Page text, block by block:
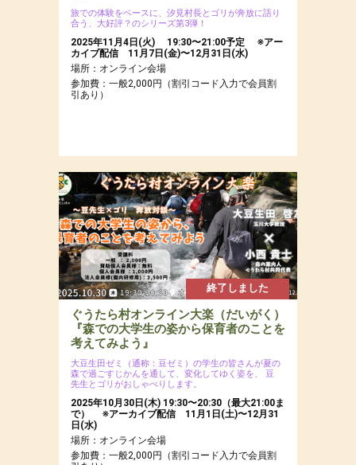
旅での体験をベースに、汐見村長とゴリが奔放に語り
合う、大好評？のシリーズ第3弾！
2025年11月4日(火) 19:30〜21:00予定 ※アー
カイブ配信 11月7日(金)〜12月31日(水)
場所：オンライン会場
参加費：一般2,000円（割引コード入力で会員割
引あり）
終了しました
ぐうたら村オンライン大楽（だいがく）
『森での大学生の姿から保育者のことを
考えてみよう』
大豆生田ゼミ（通称：豆ゼミ）の学生の皆さんが夏の
森で過ごすじかんを通して、変化してゆく姿を、
豆
先生とゴリがおしゃべりします。
2025年10月30日(木) 19:30〜20:30（最大21:00ま
で） ※アーカイブ配信 11月1日(土)〜12月31
日(水)
場所：オンライン会場
参加費：一般2,000円（割引コード入力で会員割